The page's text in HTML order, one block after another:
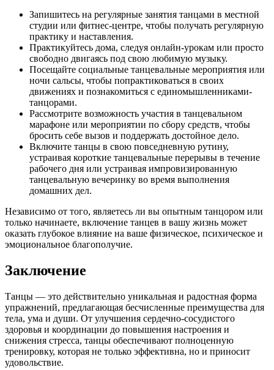
Запишитесь на регулярные занятия танцами в местной
студии или фитнес-центре, чтобы получать регулярную
практику и наставления.
Практикуйтесь дома, следуя онлайн-урокам или просто
свободно двигаясь под свою любимую музыку.
Посещайте социальные танцевальные мероприятия или
ночи сальсы, чтобы попрактиковаться в своих
движениях и познакомиться с единомышленниками-
танцорами.
Рассмотрите возможность участия в танцевальном
марафоне или мероприятии по сбору средств, чтобы
бросить себе вызов и поддержать достойное дело.
Включите танцы в свою повседневную рутину,
устраивая короткие танцевальные перерывы в течение
рабочего дня или устраивая импровизированную
танцевальную вечеринку во время выполнения
домашних дел.
Независимо от того, являетесь ли вы опытным танцором или
только начинаете, включение танцев в вашу жизнь может
оказать глубокое влияние на ваше физическое, психическое и
эмоциональное благополучие.
Заключение
Танцы — это действительно уникальная и радостная форма
упражнений, предлагающая бесчисленные преимущества для
тела, ума и души. От улучшения сердечно-сосудистого
здоровья и координации до повышения настроения и
снижения стресса, танцы обеспечивают полноценную
тренировку, которая не только эффективна, но и приносит
удовольствие.